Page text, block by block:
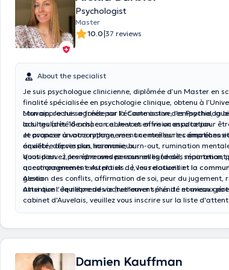
Psychologist
Master
10.0|37 reviews
About the specialist
Je suis psychologue clinicienne, diplômée d’un Master en
finalité spécialisée en psychologie clinique, obtenu à
Louvain. Je suis agréée par la Commission des
adultes (dès 16 ans) en cabinet et en visioconsultation.
Mon approche se fonde sur l’écoute active, l'empathie, la
la singularité de chacun.e. Je vous offre un espace pour
et avancer à votre rythme, vers une meilleure
équilibre de vie plus harmonieux.
Je propose un accompagnement centré sur lesémotions
anxiété, dépression, insomnie, burn-out, rumination
quotidien…), lesépreuves personnelles(deuil, séparation,
questionnements existentiels…), lesrelations et la
gestion des conflits, affirmation de soi, peur du jugement,
ainsi quel’équilibre de vie(retrouver sérénité et mieux
Vous pouvez prendre rendez-vous en ligne dès
accompagnement. Au plaisir de vous accueillir !
Alexia
Attention : Je ne prends actuellement plus de nouveaux
cabinet d'Auvelais, veuillez vous inscrire sur la liste
Damien Kauffman